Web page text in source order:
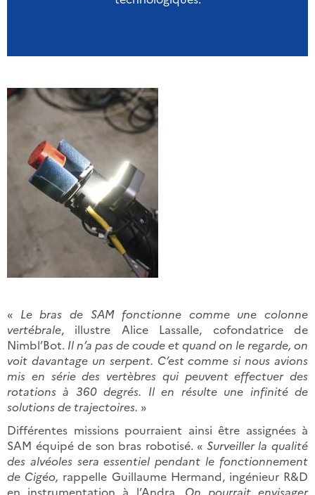
« Le bras de SAM fonctionne comme une colonne
vertébrale, illustre Alice Lassalle, cofondatrice de
Nimbl’Bot. Il n’a pas de coude et quand on le regarde, on
voit davantage un serpent. C’est comme si nous avions
mis en série des vertèbres qui peuvent effectuer des
rotations à 360 degrés. Il en résulte une infinité de
solutions de trajectoires. »
Différentes missions pourraient ainsi être assignées à
SAM équipé de son bras robotisé. « Surveiller la qualité
des alvéoles sera essentiel pendant le fonctionnement
de Cigéo, rappelle Guillaume Hermand, ingénieur R&D
en instrumentation à l’Andra. On pourrait envisager